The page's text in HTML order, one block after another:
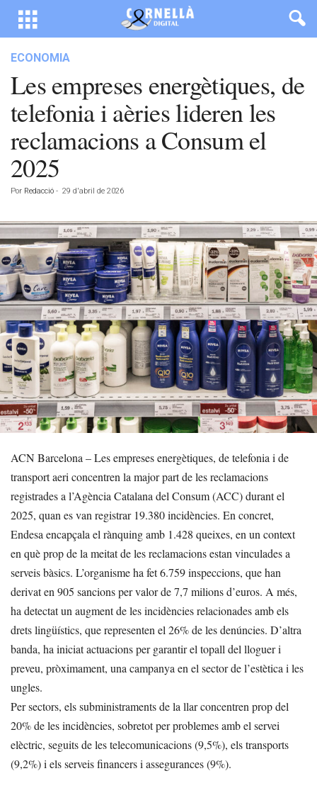
ECONOMIA
Les empreses energètiques, de
telefonia i aèries lideren les
reclamacions a Consum el
2025
Por Redacció - 29 d'abril de 2026
ACN Barcelona – Les empreses energètiques, de telefonia i de
transport aeri concentren la major part de les reclamacions
registrades a l’Agència Catalana del Consum (ACC) durant el
2025, quan es van registrar 19.380 incidències. En concret,
Endesa encapçala el rànquing amb 1.428 queixes, en un context
en què prop de la meitat de les reclamacions estan vinculades a
serveis bàsics. L’organisme ha fet 6.759 inspeccions, que han
derivat en 905 sancions per valor de 7,7 milions d’euros. A més,
ha detectat un augment de les incidències relacionades amb els
drets lingüístics, que representen el 26% de les denúncies. D’altra
banda, ha iniciat actuacions per garantir el topall del lloguer i
preveu, pròximament, una campanya en el sector de l’estètica i les
ungles.
Per sectors, els subministraments de la llar concentren prop del
20% de les incidències, sobretot per problemes amb el servei
elèctric, seguits de les telecomunicacions (9,5%), els transports
(9,2%) i els serveis financers i assegurances (9%).